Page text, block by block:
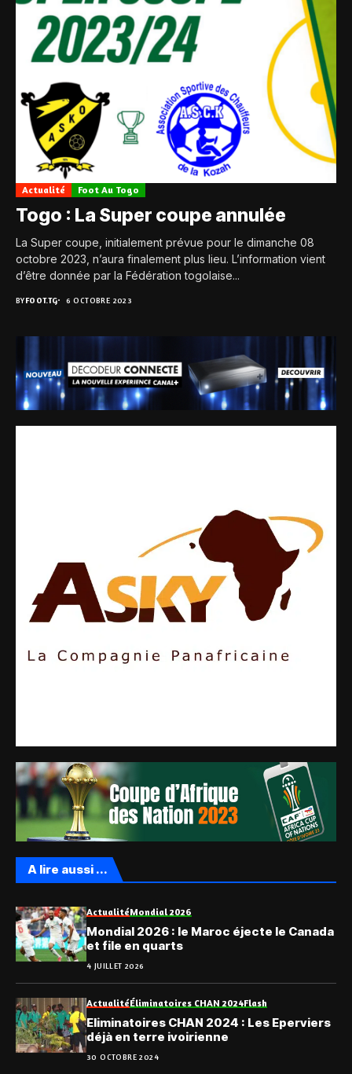
Actualité Foot Au Togo
Togo : La Super coupe annulée
La Super coupe, initialement prévue pour le dimanche 08
octobre 2023, n’aura finalement plus lieu. L’information vient
d’être donnée par la Fédération togolaise...
BYFOOT.TG 6 OCTOBRE 2023
A lire aussi ...
ActualitéMondial 2026
Mondial 2026 : le Maroc éjecte le Canada
et file en quarts
4 JUILLET 2026
ActualitéÉliminatoires CHAN 2024Flash
Eliminatoires CHAN 2024 : Les Eperviers
déjà en terre ivoirienne
30 OCTOBRE 2024